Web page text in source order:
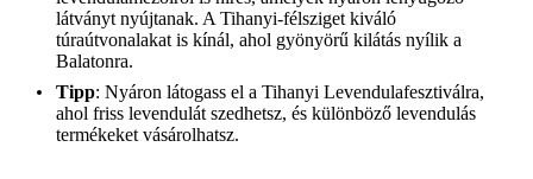
látványt nyújtanak. A Tihanyi-félsziget kiváló
túraútvonalakat is kínál, ahol gyönyörű kilátás nyílik a
Balatonra.
Tipp: Nyáron látogass el a Tihanyi Levendulafesztiválra,
ahol friss levendulát szedhetsz, és különböző levendulás
termékeket vásárolhatsz.